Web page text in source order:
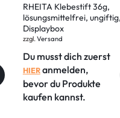
RHEITA Klebestift 36g,
lösungsmittelfrei, ungiftig,
Displaybox
zzgl. Versand
Du musst dich zuerst
HIERanmelden,
bevor du Produkte
kaufen kannst.